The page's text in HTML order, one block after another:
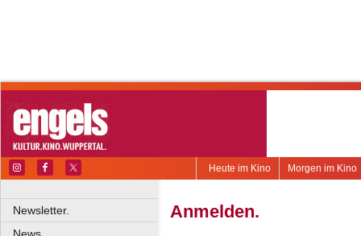
Morgen im Kino
Heute im Kino
Newsletter.
Anmelden.